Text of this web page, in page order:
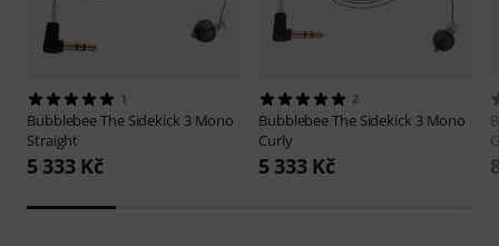
1
BubblebeeThe Sidekick 3 Mono
Straight
5 333 Kč
2
BubblebeeThe Sidekick 3 Mono
Curly
5 333 Kč